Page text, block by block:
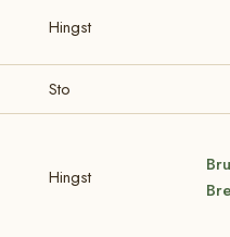
Hingst
Sto
Hingst